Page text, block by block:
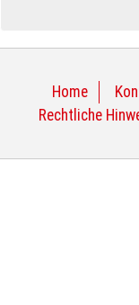
Home
Rechtliche